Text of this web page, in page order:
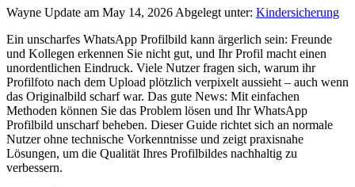
Wayne Update am May 14, 2026 Abgelegt unter: Kindersicherung
Ein unscharfes WhatsApp Profilbild kann ärgerlich sein: Freunde
und Kollegen erkennen Sie nicht gut, und Ihr Profil macht einen
unordentlichen Eindruck. Viele Nutzer fragen sich, warum ihr
Profilfoto nach dem Upload plötzlich verpixelt aussieht – auch wenn
das Originalbild scharf war. Das gute News: Mit einfachen
Methoden können Sie das Problem lösen und Ihr WhatsApp
Profilbild unscharf beheben. Dieser Guide richtet sich an normale
Nutzer ohne technische Vorkenntnisse und zeigt praxisnahe
Lösungen, um die Qualität Ihres Profilbildes nachhaltig zu
verbessern.